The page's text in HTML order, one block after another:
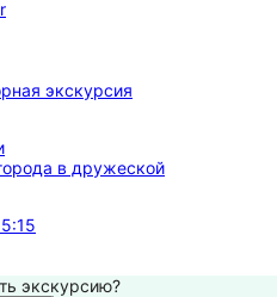
экскурсия
в дружеской
экскурсию?